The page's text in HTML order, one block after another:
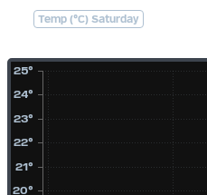
Temp (°C) Saturday